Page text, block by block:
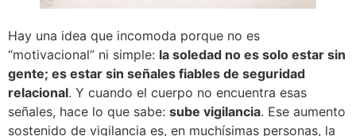
Hay una idea que incomoda porque no es
“motivacional” ni simple: la soledad no es solo estar sin
gente; es estar sin señales fiables de seguridad
relacional. Y cuando el cuerpo no encuentra esas
señales, hace lo que sabe: sube vigilancia. Ese aumento
sostenido de vigilancia es, en muchísimas personas, la